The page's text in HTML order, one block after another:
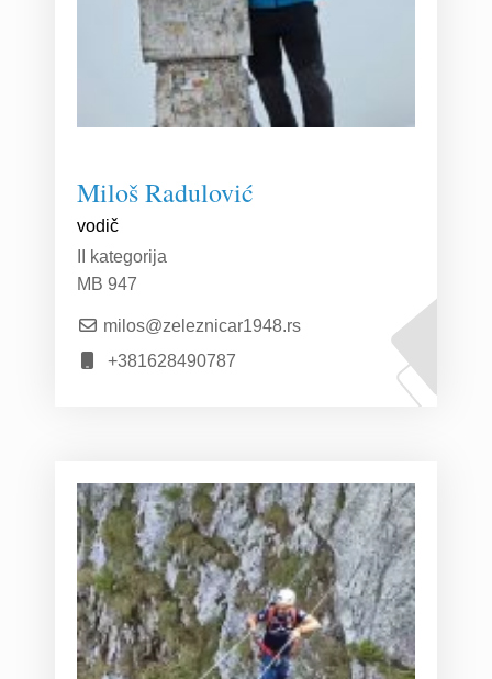
Miloš Radulović
vodič
II kategorija
MB 947
milos@zeleznicar1948.rs
+381628490787